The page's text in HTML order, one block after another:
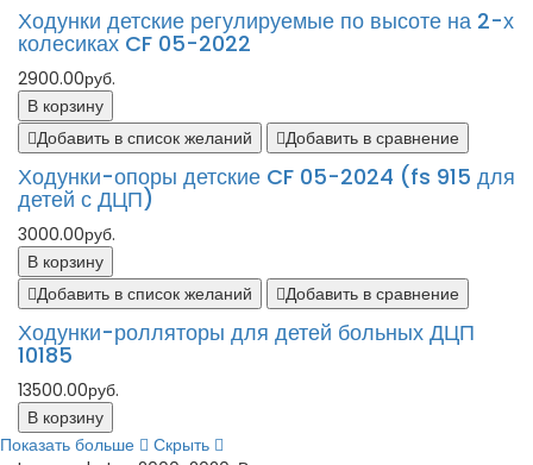
Ходунки детские регулируемые по высоте на 2-х
колесиках CF 05-2022
2900.00руб.
В корзину
Добавить в список желаний
Добавить в сравнение
Ходунки-опоры детские CF 05-2024 (fs 915 для
детей с ДЦП)
3000.00руб.
В корзину
Добавить в список желаний
Добавить в сравнение
Ходунки-ролляторы для детей больных ДЦП
10185
13500.00руб.
В корзину
Показать больше
Скрыть